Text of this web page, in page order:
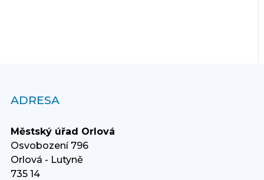
ADRESA
Městský úřad Orlová
Osvobození 796
Orlová - Lutyně
735 14